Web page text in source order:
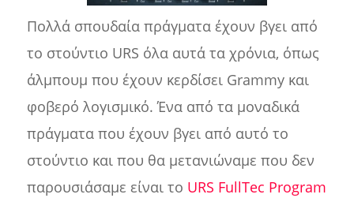
Πολλά σπουδαία πράγματα έχουν βγει από
το στούντιο URS όλα αυτά τα χρόνια, όπως
άλμπουμ που έχουν κερδίσει Grammy και
φοβερό λογισμικό. Ένα από τα μοναδικά
πράγματα που έχουν βγει από αυτό το
στούντιο και που θα μετανιώναμε που δεν
παρουσιάσαμε είναι το URS FullTec Program